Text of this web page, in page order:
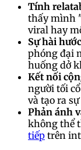
Tính
thấy mình
viral hay
Sự hài
phóng đại
huống dở
Kết nối
người tối
và tạo ra
Phản ánh
không thể
tiếp trên